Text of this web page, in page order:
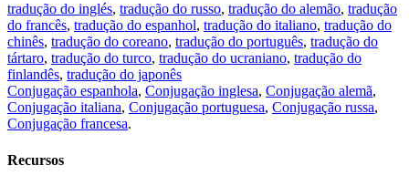
tradução do inglés, tradução do russo, tradução do alemão, tradução
do francês, tradução do espanhol, tradução do italiano, tradução do
chinês, tradução do coreano, tradução do português, tradução do
tártaro, tradução do turco, tradução do ucraniano, tradução do
finlandês, tradução do japonês
Conjugação espanhola, Conjugação inglesa, Conjugação alemã,
Conjugação italiana, Conjugação portuguesa, Conjugação russa,
Conjugação francesa.
Recursos